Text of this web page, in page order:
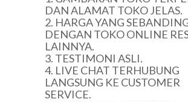
DAN ALAMAT TOKO JELAS.
2. HARGA YANG
DENGAN TOKO ONLINE
LAINNYA.
3. TESTIMONI ASLI.
4. LIVE CHAT TERHUBUNG
LANGSUNG KE CUSTOMER
SERVICE.